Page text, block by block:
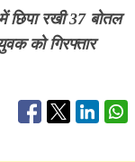
छिपा रखी 37 बोतल
को गिरफ्तार